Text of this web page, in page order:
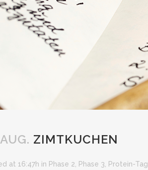
ZIMTKUCHEN
at 16:47h in Phase 2 Phase 3 Protein-Tag